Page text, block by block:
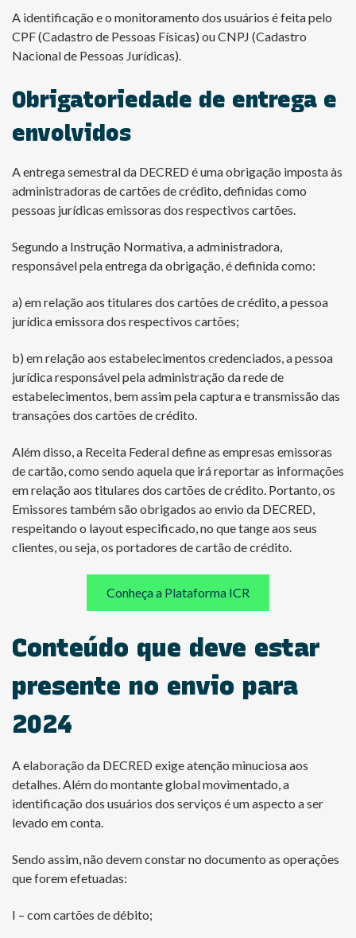
A identificação e o monitoramento dos usuários é feita pelo
CPF (Cadastro de Pessoas Físicas) ou CNPJ (Cadastro
Nacional de Pessoas Jurídicas).
Obrigatoriedade de entrega e
envolvidos
A entrega semestral da DECRED é uma obrigação imposta às
administradoras de cartões de crédito, definidas como
pessoas jurídicas emissoras dos respectivos cartões.
Segundo a Instrução Normativa, a administradora,
responsável pela entrega da obrigação, é definida como:
a) em relação aos titulares dos cartões de crédito, a pessoa
jurídica emissora dos respectivos cartões;
b) em relação aos estabelecimentos credenciados, a pessoa
jurídica responsável pela administração da rede de
estabelecimentos, bem assim pela captura e transmissão das
transações dos cartões de crédito.
Além disso, a Receita Federal define as empresas emissoras
de cartão, como sendo aquela que irá reportar as informações
em relação aos titulares dos cartões de crédito. Portanto, os
Emissores também são obrigados ao envio da DECRED,
respeitando o layout especificado, no que tange aos seus
clientes, ou seja, os portadores de cartão de crédito.
Conheça a Plataforma ICR
Conteúdo que deve estar
presente no envio para
2024
A elaboração da DECRED exige atenção minuciosa aos
detalhes. Além do montante global movimentado, a
identificação dos usuários dos serviços é um aspecto a ser
levado em conta.
Sendo assim, não devem constar no documento as operações
que forem efetuadas:
I – com cartões de débito;